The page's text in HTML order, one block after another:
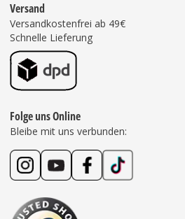
Versand
Versandkostenfrei ab 49€
Schnelle Lieferung
Folge uns Online
Bleibe mit uns verbunden: